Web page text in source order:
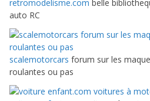
retromodelisme.com belle
auto RC
scalemotorcars forum sur les
roulantes ou pas